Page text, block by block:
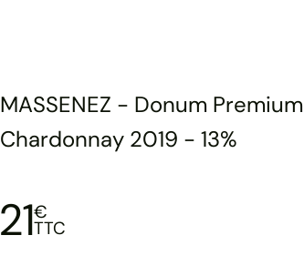
MASSENEZ - Donum Premium
Chardonnay 2019 - 13%
21€
TTC